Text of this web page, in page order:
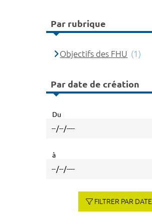
Par rubrique
Objectifs des FHU (1)
Par date de création
Du
à
FILTRER PAR DATE